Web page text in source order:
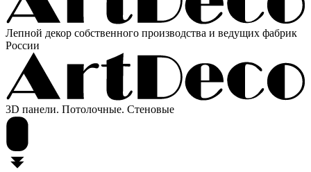
Лепной декор собственного производства и ведущих фабрик
России
3D панели. Потолочные. Стеновые